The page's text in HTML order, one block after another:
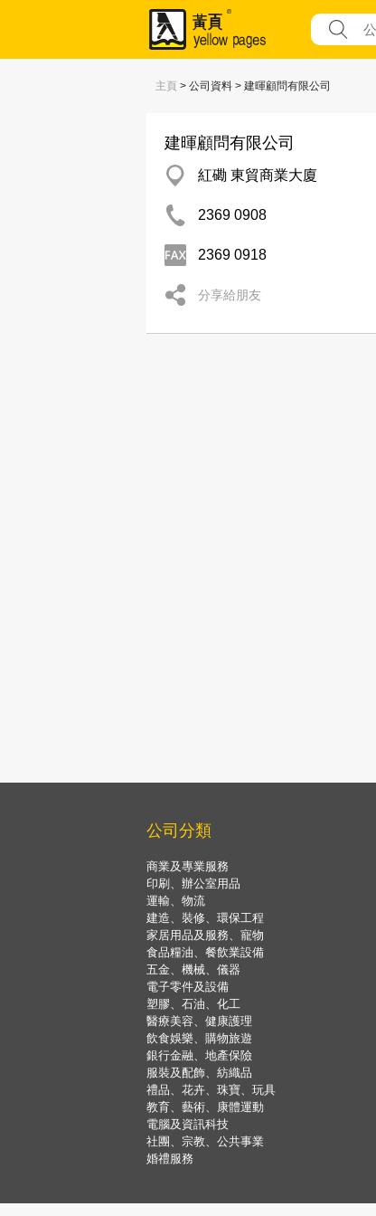
主頁 > 公司資料 > 建暉顧問有限公司
建暉顧問有限公司
紅磡 東貿商業大廈
2369 0908
2369 0918
分享給朋友
公司分類
商業及專業服務
印刷、辦公室用品
運輸、物流
建造、裝修、環保工程
家居用品及服務、寵物
食品糧油、餐飲業設備
五金、機械、儀器
電子零件及設備
塑膠、石油、化工
醫療美容、健康護理
飲食娛樂、購物旅遊
銀行金融、地產保險
服裝及配飾、紡織品
禮品、花卉、珠寶、玩具
教育、藝術、康體運動
電腦及資訊科技
社團、宗教、公共事業
婚禮服務